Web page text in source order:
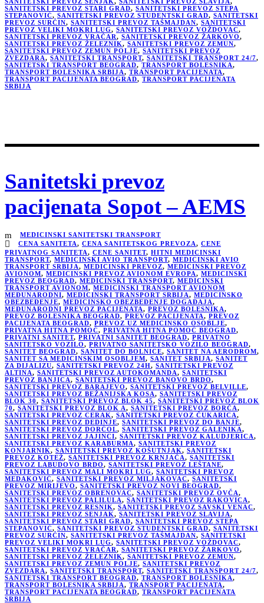
SANITETSKI PREVOZ STARI GRAD, SANITETSKI PREVOZ STEPA
STEPANOVIĆ, SANITETSKI PREVOZ STUDENTSKI GRAD, SANITETSKI
PREVOZ SURČIN, SANITETSKI PREVOZ TAŠMAJDAN, SANITETSKI
PREVOZ VELIKI MOKRI LUG, SANITETSKI PREVOZ VOŽDOVAC,
SANITETSKI PREVOZ VRAČAR, SANITETSKI PREVOZ ŽARKOVO,
SANITETSKI PREVOZ ŽELEZNIK, SANITETSKI PREVOZ ZEMUN,
SANITETSKI PREVOZ ZEMUN POLJE, SANITETSKI PREVOZ
ZVEZDARA, SANITETSKI TRANSPORT, SANITETSKI TRANSPORT 24/7,
SANITETSKI TRANSPORT BEOGRAD, TRANSPORT BOLESNIKA,
TRANSPORT BOLESNIKA SRBIJA, TRANSPORT PACIJENATA,
TRANSPORT PACIJENATA BEOGRAD, TRANSPORT PACIJENATA
SRBIJA
Sanitetski prevoz
pacijenata Sopot – AEMS
MEDICINSKI SANITETSKI TRANSPORT
CENA SANITETA, CENA SANITETSKOG PREVOZA, CENE
PRIVATNOG SANITETA, CENE SANITET, HITNI MEDICINSKI
TRANSPORT, MEDICINSKI AVIO TRANSPORT, MEDICINSKI AVIO
TRANSPORT SRBIJA, MEDICINSKI PREVOZ, MEDICINSKI PREVOZ
AVIONOM, MEDICINSKI PREVOZ AVIONOM EVROPA, MEDICINSKI
PREVOZ BEOGRAD, MEDICINSKI TRANSPORT, MEDICINSKI
TRANSPORT AVIONOM, MEDICINSKI TRANSPORT AVIONOM
MEĐUNARODNI, MEDICINSKI TRANSPORT SRBIJA, MEDICINSKO
OBEZBEĐENJE, MEDICINSKO OBEZBEĐENJE DOGAĐAJA,
MEĐUNARODNI PREVOZ PACIJENATA, PREVOZ BOLESNIKA,
PREVOZ BOLESNIKA BEOGRAD, PREVOZ PACIJENATA, PREVOZ
PACIJENATA BEOGRAD, PREVOZ UZ MEDICINSKO OSOBLJE,
PRIVATNA HITNA POMOĆ, PRIVATNA HITNA POMOĆ BEOGRAD,
PRIVATNI SANITET, PRIVATNI SANITET BEOGRAD, PRIVATNO
SANITETSKO VOZILO, PRIVATNO SANITETSKO VOZILO BEOGRAD,
SANITET BEOGRAD, SANITET DO BOLNICE, SANITET NA AERODROM,
SANITET SA MEDICINSKIM OSOBLJEM, SANITET SRBIJA, SANITET
ZA DIJALIZU, SANITETSKI PREVOZ 24H, SANITETSKI PREVOZ
ALTINA, SANITETSKI PREVOZ AUTOKOMANDA, SANITETSKI
PREVOZ BANJICA, SANITETSKI PREVOZ BANOVO BRDO,
SANITETSKI PREVOZ BARAJEVO, SANITETSKI PREVOZ BELVILLE,
SANITETSKI PREVOZ BEŽANIJSKA KOSA, SANITETSKI PREVOZ
BLOK 30, SANITETSKI PREVOZ BLOK 45, SANITETSKI PREVOZ BLOK
70, SANITETSKI PREVOZ BLOK A, SANITETSKI PREVOZ BORČA,
SANITETSKI PREVOZ CERAK, SANITETSKI PREVOZ ČUKARICA,
SANITETSKI PREVOZ DEDINJE, SANITETSKI PREVOZ DO BANJE,
SANITETSKI PREVOZ DORĆOL, SANITETSKI PREVOZ GALENIKA,
SANITETSKI PREVOZ JAJINCI, SANITETSKI PREVOZ KALUDJERICA,
SANITETSKI PREVOZ KARABURMA, SANITETSKI PREVOZ
KONJARNIK, SANITETSKI PREVOZ KOŠUTNJAK, SANITETSKI
PREVOZ KOTEŽ, SANITETSKI PREVOZ KRNJAČA, SANITETSKI
PREVOZ LABUDOVO BRDO, SANITETSKI PREVOZ LEŠTANE,
SANITETSKI PREVOZ MALI MOKRI LUG, SANITETSKI PREVOZ
MEDAKOVIĆ, SANITETSKI PREVOZ MILJAKOVAC, SANITETSKI
PREVOZ MIRIJEVO, SANITETSKI PREVOZ NOVI BEOGRAD,
SANITETSKI PREVOZ OBRENOVAC, SANITETSKI PREVOZ OVČA,
SANITETSKI PREVOZ PALILULA, SANITETSKI PREVOZ RAKOVICA,
SANITETSKI PREVOZ RESNIK, SANITETSKI PREVOZ SAVSKI VENAC,
SANITETSKI PREVOZ SENJAK, SANITETSKI PREVOZ SLAVIJA,
SANITETSKI PREVOZ STARI GRAD, SANITETSKI PREVOZ STEPA
STEPANOVIĆ, SANITETSKI PREVOZ STUDENTSKI GRAD, SANITETSKI
PREVOZ SURČIN, SANITETSKI PREVOZ TAŠMAJDAN, SANITETSKI
PREVOZ VELIKI MOKRI LUG, SANITETSKI PREVOZ VOŽDOVAC,
SANITETSKI PREVOZ VRAČAR, SANITETSKI PREVOZ ŽARKOVO,
SANITETSKI PREVOZ ŽELEZNIK, SANITETSKI PREVOZ ZEMUN,
SANITETSKI PREVOZ ZEMUN POLJE, SANITETSKI PREVOZ
ZVEZDARA, SANITETSKI TRANSPORT, SANITETSKI TRANSPORT 24/7,
SANITETSKI TRANSPORT BEOGRAD, TRANSPORT BOLESNIKA,
TRANSPORT BOLESNIKA SRBIJA, TRANSPORT PACIJENATA,
TRANSPORT PACIJENATA BEOGRAD, TRANSPORT PACIJENATA
SRBIJA